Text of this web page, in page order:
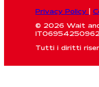
Privacy Policy
© 2026 Wait
IT06954250962
Tutti i diritti